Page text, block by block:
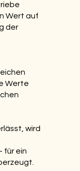
Wert auf
der
Werte
wird
für ein